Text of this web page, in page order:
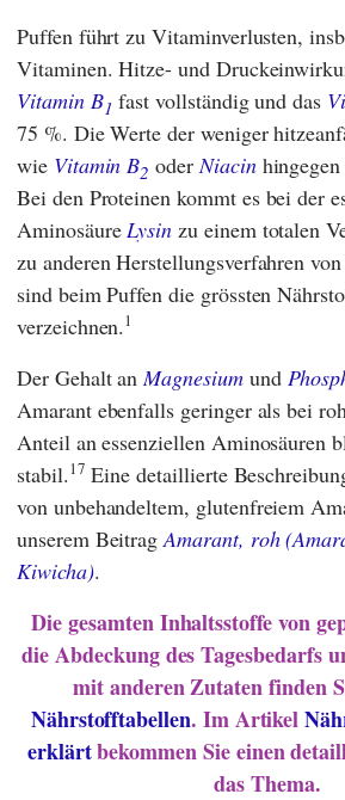
Puffen führt zu Vitaminverlusten,
Vitaminen. Hitze- und
Vitamin B1 fast vollständig und das
75 %. Die Werte der weniger
wie Vitamin B2 oderNiacinhingegen
Bei den Proteinen kommt es bei der
AminosäureLysin zu einem totalen
zu anderen Herstellungsverfahren
sind beim Puffen die grössten
verzeichnen.1
Der Gehalt anMagnesiumund
Amarant ebenfalls geringer als bei
Anteil an essenziellen Aminosäuren
stabil.17 Eine detaillierte
von unbehandeltem, glutenfreiem
unserem BeitragAmarant, roh
Kiwicha).
Die gesamten Inhaltsstoffe von
die Abdeckung des Tagesbedarfs
mit anderen Zutaten finden
Nährstofftabellen. Im Artikel
erklärtbekommen Sie einen
das Thema.